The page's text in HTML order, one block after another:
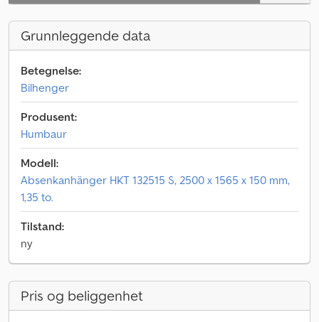
Grunnleggende data
Betegnelse:
Bilhenger
Produsent:
Humbaur
Modell:
Absenkanhänger HKT 132515 S, 2500 x 1565 x 150 mm,
1,35 to.
Tilstand:
ny
Pris og beliggenhet